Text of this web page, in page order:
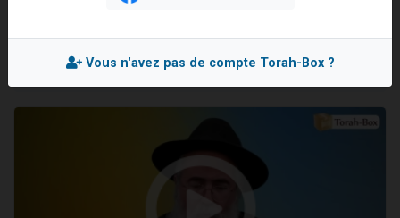
4 personnes viennent de nous rejoindre sur WhatsApp
Il reste 49 places pour étudier en groupe sur Zoom
Rav Shaul SILLAM
Vous n'avez pas de compte Torah-Box ?